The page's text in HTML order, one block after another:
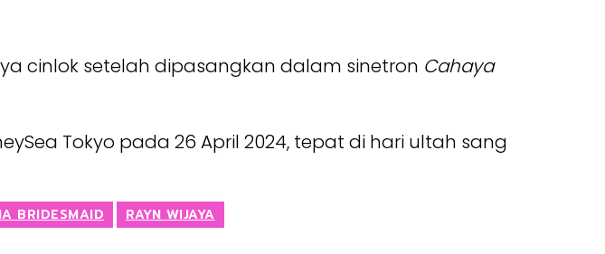
cinlok setelah dipasangkan dalam sinetron Cahaya
Tokyo pada 26 April 2024, tepat di hari ultah sang
BRIDESMAID RAYN WIJAYA